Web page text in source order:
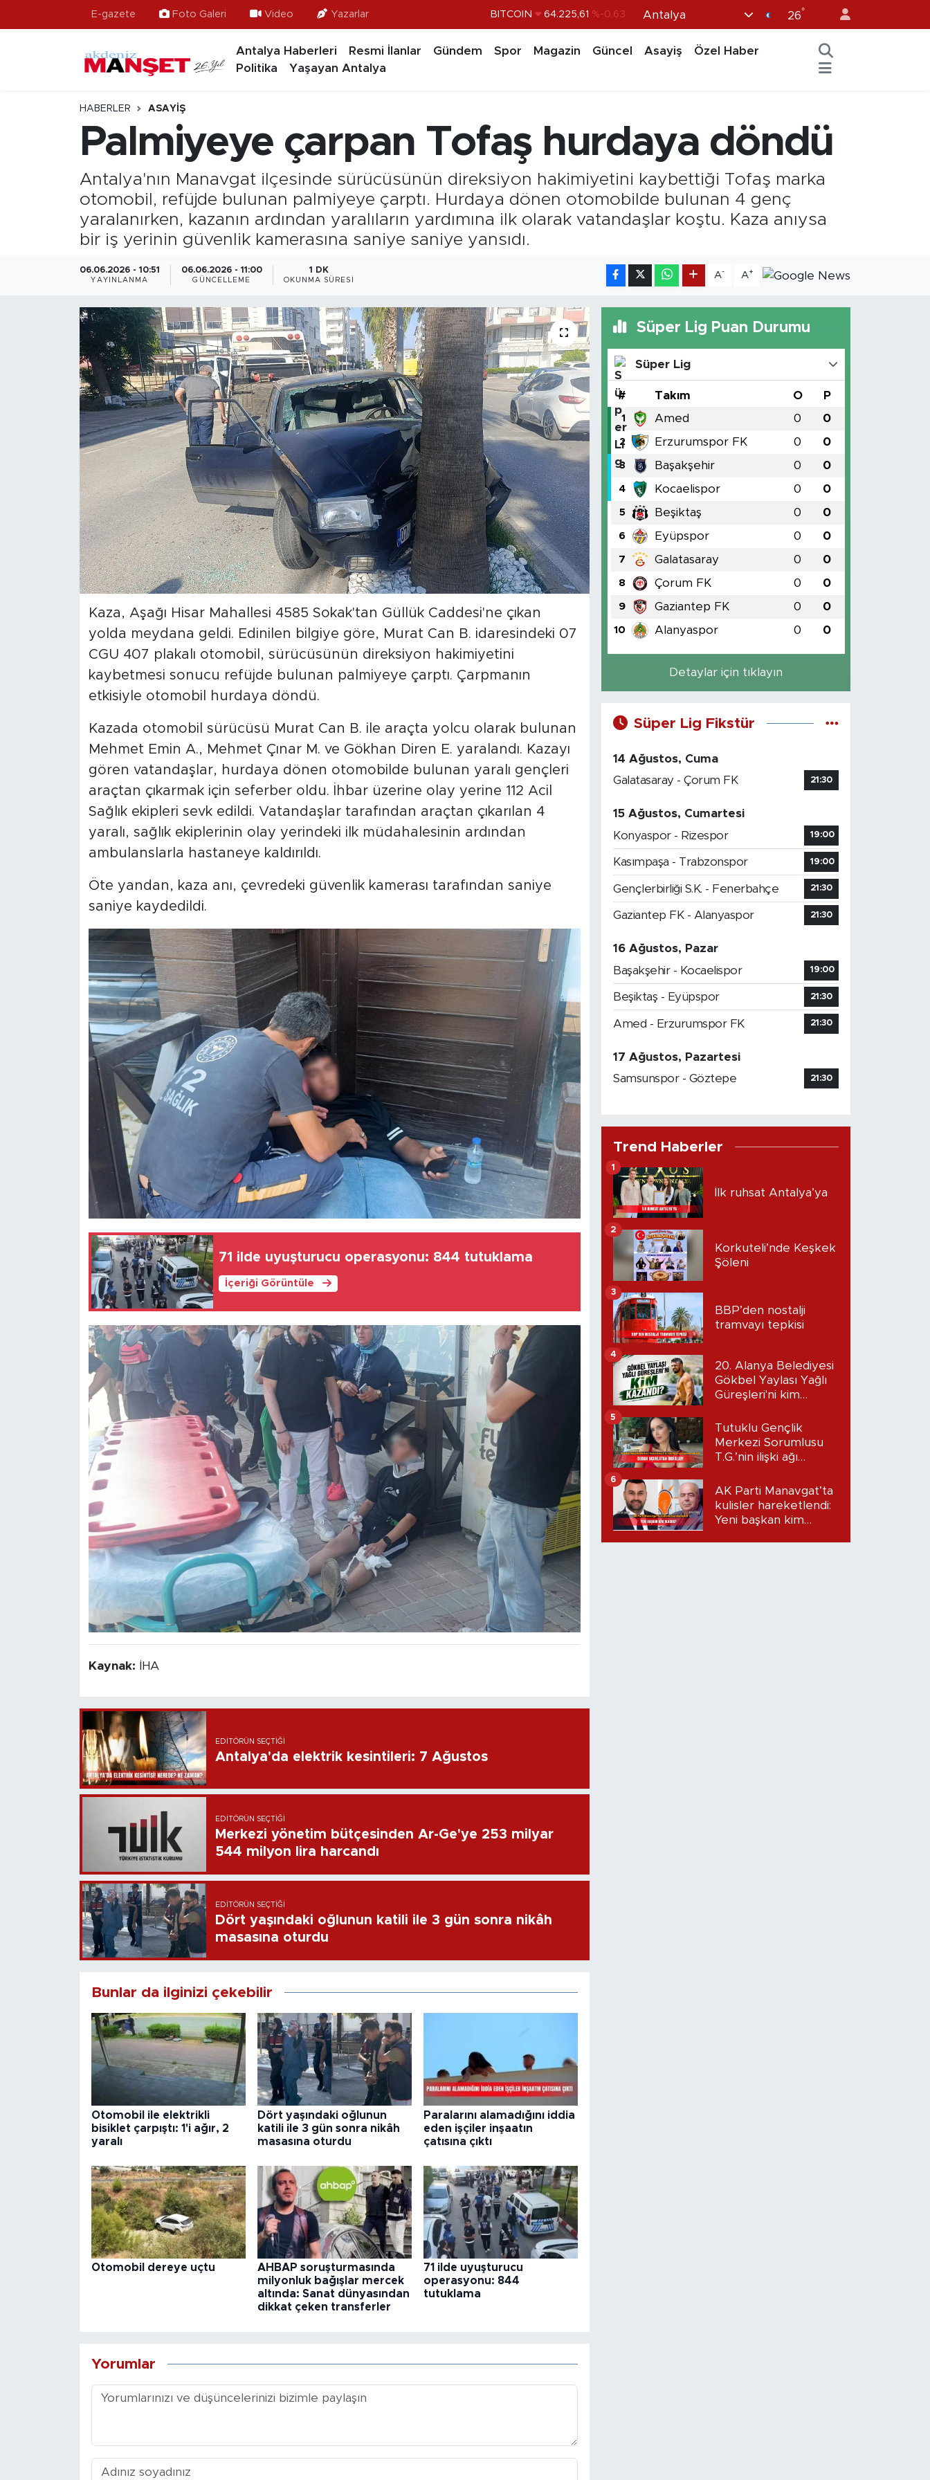
E-gazete Foto Galeri Video Yazarlar DOLAR 47,6704 %0
BITCOIN 64.225,61 %-0.63
Antalya 26°
Antalya Haberleri Resmi İlanlar Gündem Spor Magazin Güncel Asayiş
Özel Haber
Politika
Yaşayan Antalya
HABERLER ASAYIŞ
Palmiyeye çarpan Tofaş hurdaya döndü
Antalya'nın Manavgat ilçesinde sürücüsünün direksiyon hakimiyetini kaybettiği Tofaş marka
otomobil, refüjde bulunan palmiyeye çarptı. Hurdaya dönen otomobilde bulunan 4 genç
yaralanırken, kazanın ardından yaralıların yardımına ilk olarak vatandaşlar koştu. Kaza anıysa
bir iş yerinin güvenlik kamerasına saniye saniye yansıdı.
06.06.2026 - 10:51
YAYINLANMA
06.06.2026 - 11:00
GÜNCELLEME
1 DK
OKUNMA SÜRESI
A- A+
Kaza, Aşağı Hisar Mahallesi 4585 Sokak'tan Güllük Caddesi'ne çıkan
yolda meydana geldi. Edinilen bilgiye göre, Murat Can B. idaresindeki 07
CGU 407 plakalı otomobil, sürücüsünün direksiyon hakimiyetini
kaybetmesi sonucu refüjde bulunan palmiyeye çarptı. Çarpmanın
etkisiyle otomobil hurdaya döndü.
Kazada otomobil sürücüsü Murat Can B. ile araçta yolcu olarak bulunan
Mehmet Emin A., Mehmet Çınar M. ve Gökhan Diren E. yaralandı. Kazayı
gören vatandaşlar, hurdaya dönen otomobilde bulunan yaralı gençleri
araçtan çıkarmak için seferber oldu. İhbar üzerine olay yerine 112 Acil
Sağlık ekipleri sevk edildi. Vatandaşlar tarafından araçtan çıkarılan 4
yaralı, sağlık ekiplerinin olay yerindeki ilk müdahalesinin ardından
ambulanslarla hastaneye kaldırıldı.
Öte yandan, kaza anı, çevredeki güvenlik kamerası tarafından saniye
saniye kaydedildi.
71 ilde uyuşturucu operasyonu: 844 tutuklama
İçeriği Görüntüle
Kaynak: İHA
EDITÖRÜN SEÇTIĞI
Antalya'da elektrik kesintileri: 7 Ağustos
EDITÖRÜN SEÇTIĞI
Merkezi yönetim bütçesinden Ar-Ge'ye 253 milyar
544 milyon lira harcandı
EDITÖRÜN SEÇTIĞI
Dört yaşındaki oğlunun katili ile 3 gün sonra nikâh
masasına oturdu
Bunlar da ilginizi çekebilir
Otomobil ile elektrikli
bisiklet çarpıştı: 1'i ağır, 2
yaralı
Dört yaşındaki oğlunun
katili ile 3 gün sonra nikâh
masasına oturdu
Paralarını alamadığını iddia
eden işçiler inşaatın
çatısına çıktı
Otomobil dereye uçtu
AHBAP soruşturmasında
milyonluk bağışlar mercek
altında: Sanat dünyasından
dikkat çeken transferler
71 ilde uyuşturucu
operasyonu: 844
tutuklama
Yorumlar
Süper Lig Puan Durumu
Süper Lig
# Takım O P
1 Amed 0 0
2 Erzurumspor FK 0 0
3 Başakşehir 0 0
4 Kocaelispor 0 0
5 Beşiktaş 0 0
6 Eyüpspor 0 0
7 Galatasaray 0 0
8 Çorum FK 0 0
9 Gaziantep FK 0 0
10 Alanyaspor 0 0
Detaylar için tıklayın
Süper Lig Fikstür
14 Ağustos, Cuma
Galatasaray - Çorum FK
21:30
15 Ağustos, Cumartesi
Konyaspor - Rizespor
19:00
Kasımpaşa - Trabzonspor 19:00
Gençlerbirliği S.K. - Fenerbahçe 21:30
Gaziantep FK - Alanyaspor 21:30
16 Ağustos, Pazar
Başakşehir - Kocaelispor
19:00
Beşiktaş - Eyüpspor 21:30
Amed - Erzurumspor FK 21:30
17 Ağustos, Pazartesi
Samsunspor - Göztepe
21:30
Trend Haberler
İlk ruhsat Antalya’ya
1
Korkuteli’nde Keşkek
Şöleni
2
BBP’den nostalji
tramvayı tepkisi
3
20. Alanya Belediyesi
Gökbel Yaylası Yağlı
Güreşleri'ni kim
4
Tutuklu Gençlik
Merkezi Sorumlusu
T.G.’nin ilişki ağı
Dudak uçuklatan
iddialar!
5
AK Parti Manavgat’ta
kulisler hareketlendi:
Yeni başkan kim
6
Ekonomi
Gündem
Özel Haber
Resmi İlanlar
Turizm
Hava Durumu
Süper Lig Puan Durumu ve Fikstür
Tüm Manşetler
Son Dakika Haberleri
Haber Arşivi